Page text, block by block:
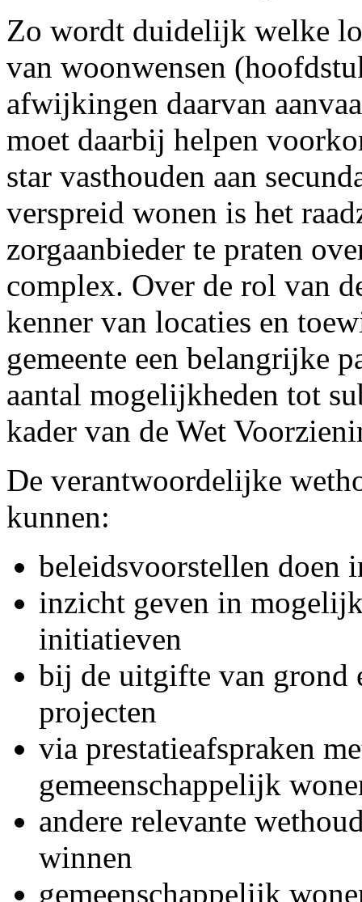
Zo wordt duidelijk welke
van woonwensen
afwijkingen daarvan
moet daarbij helpen
star vasthouden aan
verspreid wonen is het
zorgaanbieder te praten
complex. Over de rol van
kenner van locaties en
gemeente een belangrijke
aantal mogelijkheden tot
kader van de Wet
De verantwoordelijke
kunnen:
beleidsvoorstellen doen
inzicht geven in
initiatieven
bij de uitgifte van grond
projecten
via prestatieafspraken
gemeenschappelijk
andere relevante
winnen
gemeenschappelijk